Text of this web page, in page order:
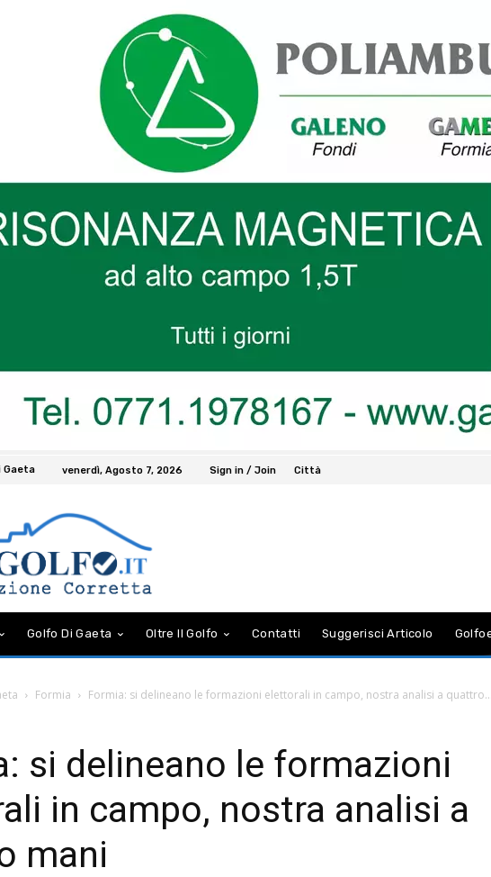
Gaeta venerdì, Agosto 7, 2026 Sign in / Join Città
Golfo Di Gaeta Oltre Il Golfo Contatti Suggerisci Articolo
Formia Formia: si delineano le formazioni elettorali in campo, nostra analisi a quattro...
si delineano le formazioni
in campo, nostra analisi a
mani